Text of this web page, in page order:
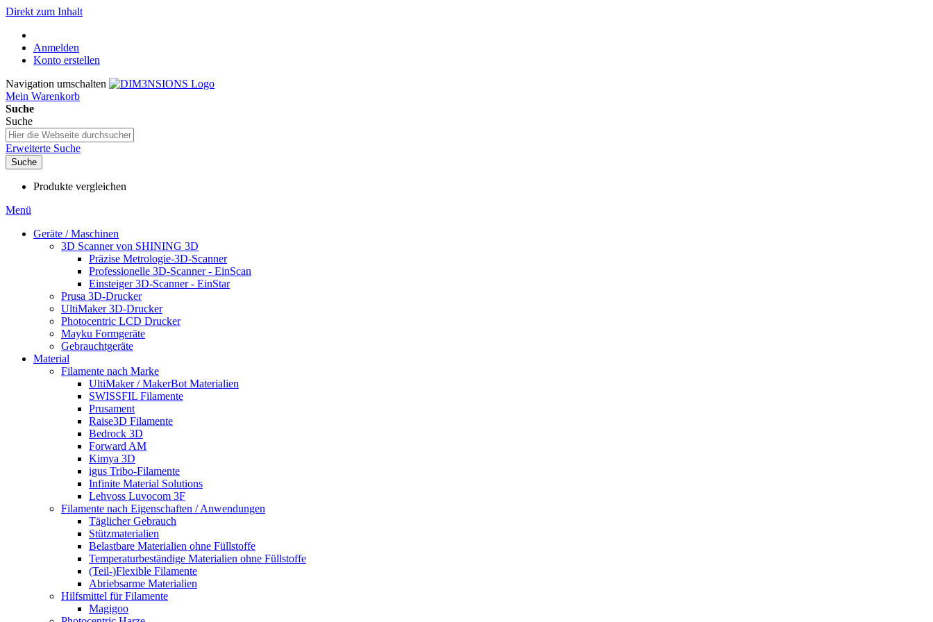
Direkt zum Inhalt
Anmelden
Konto erstellen
Navigation umschalten
Mein Warenkorb
Suche
Suche
Erweiterte Suche
Suche
Produkte vergleichen
Menü
Geräte / Maschinen
3D Scanner von SHINING 3D
Präzise Metrologie-3D-Scanner
Professionelle 3D-Scanner - EinScan
Einsteiger 3D-Scanner - EinStar
Prusa 3D-Drucker
UltiMaker 3D-Drucker
Photocentric LCD Drucker
Mayku Formgeräte
Gebrauchtgeräte
Material
Filamente nach Marke
UltiMaker / MakerBot Materialien
SWISSFIL Filamente
Prusament
Raise3D Filamente
Bedrock 3D
Forward AM
Kimya 3D
igus Tribo-Filamente
Infinite Material Solutions
Lehvoss Luvocom 3F
Filamente nach Eigenschaften / Anwendungen
Täglicher Gebrauch
Stützmaterialien
Belastbare Materialien ohne Füllstoffe
Temperaturbeständige Materialien ohne Füllstoffe
(Teil-)Flexible Filamente
Abriebsarme Materialien
Hilfsmittel für Filamente
Magigoo